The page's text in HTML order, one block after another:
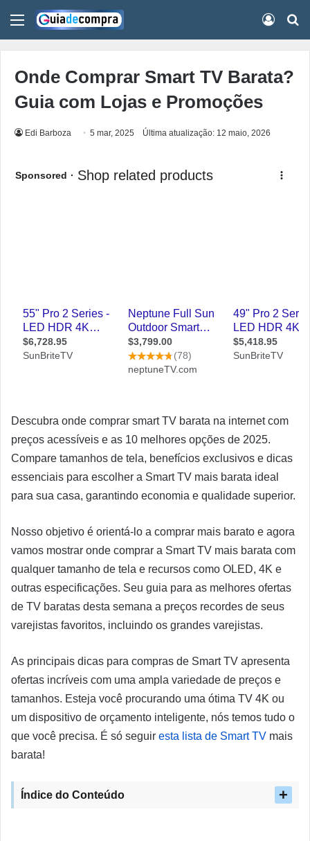
Menu
Onde Comprar Smart TV Barata?
Guia com Lojas e Promoções
Edi Barboza 5 mar, 2025 Última atualização: 12 maio, 2026
Descubra onde comprar smart TV barata na internet com
preços acessíveis e as 10 melhores opções de 2025.
Compare tamanhos de tela, benefícios exclusivos e dicas
essenciais para escolher a Smart TV mais barata ideal
para sua casa, garantindo economia e qualidade superior.
Nosso objetivo é orientá-lo a comprar mais barato e agora
vamos mostrar onde comprar a Smart TV mais barata com
qualquer tamanho de tela e recursos como OLED, 4K e
outras especificações. Seu guia para as melhores ofertas
de TV baratas desta semana a preços recordes de seus
varejistas favoritos, incluindo os grandes varejistas.
As principais dicas para compras de Smart TV apresenta
ofertas incríveis com uma ampla variedade de preços e
tamanhos. Esteja você procurando uma ótima TV 4K ou
um dispositivo de orçamento inteligente, nós temos tudo o
que você precisa. É só seguir esta lista de Smart TV mais
barata!
Índice do Conteúdo